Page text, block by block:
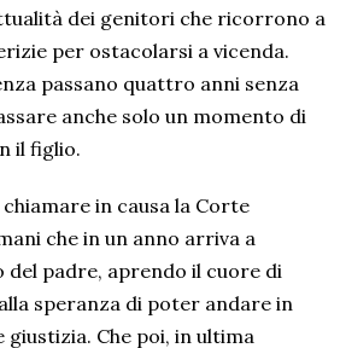
dei genitori che ricorrono a
per ostacolarsi a vicenda.
passano quattro anni senza
anche solo un momento di
il figlio.
in causa la Corte
che in un anno arriva a
padre, aprendo il cuore di
speranza di poter andare in
Che poi, in ultima